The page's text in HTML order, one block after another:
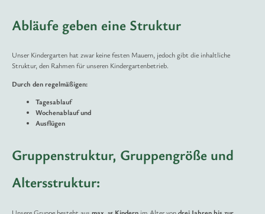
Abläufe geben eine Struktur
Unser Kindergarten hat zwar keine festen Mauern, jedoch gibt die inhaltliche
Struktur, den Rahmen für unseren Kindergartenbetrieb.
Durch den regelmäßigen:
Tagesablauf
Wochenablauf und
Ausflügen
Gruppenstruktur, Gruppengröße und
Altersstruktur: